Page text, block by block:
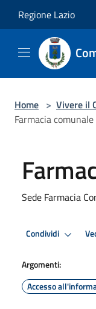
Regione Lazio
Home > Vivere il
Farmacia comunale
Sede Farmacia
Condividi
Argomenti:
Accesso